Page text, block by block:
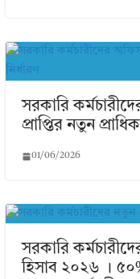
সরকারি
প্রাপ্তির নতুন
01/06/2026
সরকারি
হিসাব ২০২৬ ।